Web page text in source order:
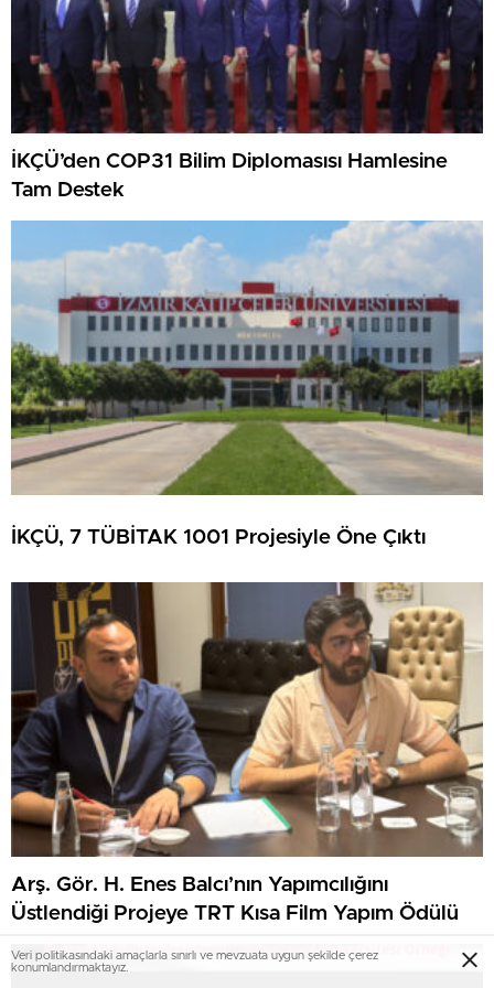
İKÇÜ’den COP31 Bilim Diplomasısı Hamlesine
Tam Destek
İKÇÜ, 7 TÜBİTAK 1001 Projesiyle Öne Çıktı
Arş. Gör. H. Enes Balcı’nın Yapımcılığını
Üstlendiği Projeye TRT Kısa Film Yapım Ödülü
Veri politikasındaki amaçlarla sınırlı ve mevzuata uygun şekilde çerez
konumlandırmaktayız.